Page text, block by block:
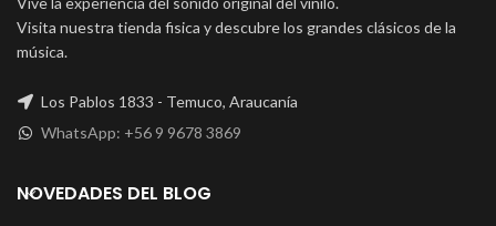
Visita nuestra tienda fisica y descubre los grandes clásicos de la
música.
Los Pablos 1833 - Temuco, Araucanía
WhatsApp: +56 9 9678 3869
NOVEDADES DEL BLOG